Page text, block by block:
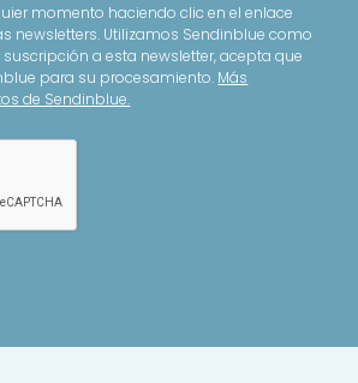
momento haciendo clic en el enlace
newsletters. Utilizamos Sendinblue como
a esta newsletter, acepta que
para su procesamiento. Más
de Sendinblue.